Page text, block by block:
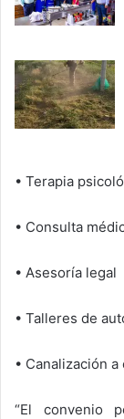
•⁠ ⁠Terapia
•⁠ ⁠Consulta
•⁠ ⁠Asesoría legal
•⁠ ⁠Talleres de
•⁠ ⁠Canalización
“El convenio